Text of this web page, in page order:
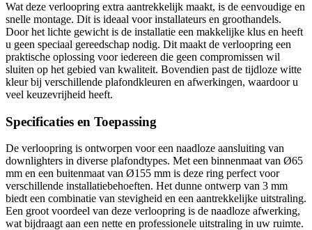
Wat deze verloopring extra aantrekkelijk maakt, is de eenvoudige en
snelle montage. Dit is ideaal voor installateurs en groothandels.
Door het lichte gewicht is de installatie een makkelijke klus en heeft
u geen speciaal gereedschap nodig. Dit maakt de verloopring een
praktische oplossing voor iedereen die geen compromissen wil
sluiten op het gebied van kwaliteit. Bovendien past de tijdloze witte
kleur bij verschillende plafondkleuren en afwerkingen, waardoor u
veel keuzevrijheid heeft.
Specificaties en Toepassing
De verloopring is ontworpen voor een naadloze aansluiting van
downlighters in diverse plafondtypes. Met een binnenmaat van Ø65
mm en een buitenmaat van Ø155 mm is deze ring perfect voor
verschillende installatiebehoeften. Het dunne ontwerp van 3 mm
biedt een combinatie van stevigheid en een aantrekkelijke uitstraling.
Een groot voordeel van deze verloopring is de naadloze afwerking,
wat bijdraagt aan een nette en professionele uitstraling in uw ruimte.